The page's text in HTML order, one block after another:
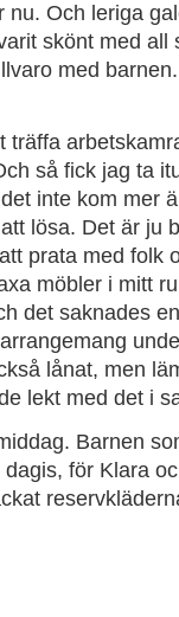
nu. Och leriga
skönt med all
med
träffa
så fick jag ta
inte kom mer
lösa. Det är ju
prata med folk
möbler i mitt
det saknades
lånat, men
lekt med det i
Barnen
för Klara